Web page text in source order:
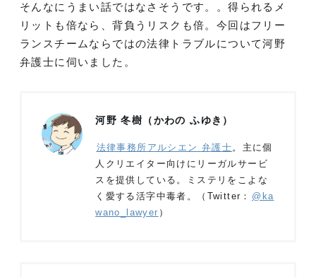
そんなにうまい話ではなさそうです。。得られるメ
リットも倍なら、背負うリスクも倍。今回はフリー
ランスチームならではの法律トラブルについて河野
弁護士に伺いました。
河野 冬樹（かわの ふゆき）
法律事務所アルシエン 弁護士。主に個
人クリエイター向けにリーガルサービ
スを提供している。ミステリをこよな
く愛する活字中毒者。（Twitter： @ka
wano_lawyer ）